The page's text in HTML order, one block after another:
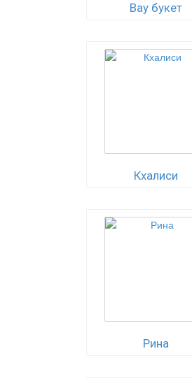
Вау букет
Кхалиси
Рина